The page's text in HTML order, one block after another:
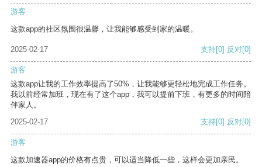
游客
这款app的社区氛围很温馨，让我能够感受到家的温暖。
2025-02-17 支持[0] 反对[0]
游客
这款app让我的工作效率提高了50%，让我能够更轻松地完成工作任务。
我以前经常加班，现在有了这个app，我可以提前下班，有更多的时间陪
伴家人。
2025-02-17
支持[0] 反对[0]
游客
这款加速器app的价格有点贵，可以适当降低一些，这样会更加亲民。